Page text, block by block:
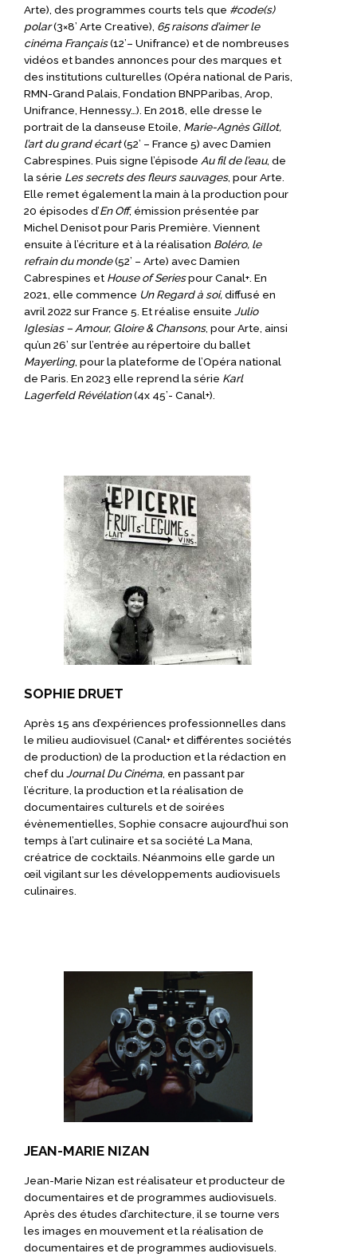
Arte), des programmes courts tels que #code(s)
polar(3×8’ Arte Creative), 65 raisons d’aimer le
cinéma Français(12’– Unifrance) et de nombreuses
vidéos et bandes annonces pour des marques et
des institutions culturelles (Opéra national de Paris,
RMN-Grand Palais, Fondation BNPParibas, Arop,
Unifrance, Hennessy…). En 2018, elle dresse le
portrait de la danseuse Etoile, Marie-Agnès Gillot,
l’art du grand écart(52’ – France 5) avec Damien
Cabrespines. Puis signe l’épisode Au fil de l’eau, de
la série Les secrets des fleurs sauvages, pour Arte.
Elle remet également la main à la production pour
20 épisodes d’En Off, émission présentée par
Michel Denisot pour Paris Première. Viennent
ensuite à l’écriture et à la réalisation Boléro, le
refrain du monde(52’ – Arte) avec Damien
Cabrespines et House of Seriespour Canal+. En
2021, elle commence Un Regard à soi,diffusé en
avril 2022 sur France 5. Et réalise ensuite Julio
Iglesias – Amour, Gloire & Chansons, pour Arte, ainsi
qu’un 26’ sur l’entrée au répertoire du ballet
Mayerling, pour la plateforme de l’Opéra national
de Paris. En 2023 elle reprend la série Karl
Lagerfeld Révélation(4x 45’- Canal+).
SOPHIE DRUET
Après 15 ans d’expériences professionnelles dans
le milieu audiovisuel (Canal+ et différentes sociétés
de production) de la production et la rédaction en
chef du Journal Du Cinéma, en passant par
l’écriture, la production et la réalisation de
documentaires culturels et de soirées
évènementielles, Sophie consacre aujourd’hui son
temps à l’art culinaire et sa société La Mana,
créatrice de cocktails. Néanmoins elle garde un
œil vigilant sur les développements audiovisuels
culinaires.
JEAN-MARIE NIZAN
Jean-Marie Nizan est réalisateur et producteur de
documentaires et de programmes audiovisuels.
Après des études d’architecture, il se tourne vers
les images en mouvement et la réalisation de
documentaires et de programmes audiovisuels.